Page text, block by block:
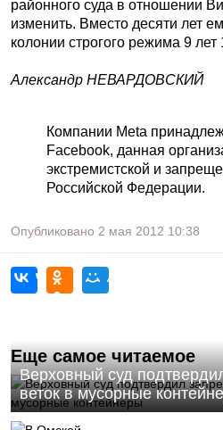
районного суда в отношении
изменить. Вместо десяти лет
колонии строгого режима 9
Александр НЕВАРДОВСКИЙ
Компании Meta
Facebook, данная
экстремистской и
Российской Федерации.
Опубликовано 2 мая 2012 10:38
Еще самое читаемое
Верховный суд
веток в мусорные